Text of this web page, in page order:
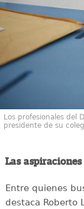
Los profesionales del
presidente de su
Las
Entre quienes
destaca Roberto